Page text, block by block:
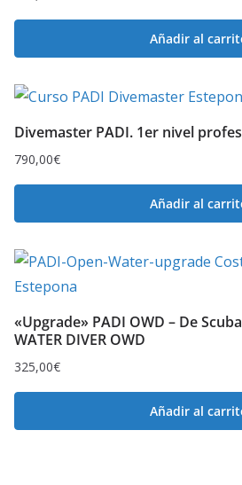
Añadir al
Divemaster PADI. 1er nivel
790,00€
Añadir al
«Upgrade» PADI OWD – De
WATER DIVER OWD
325,00€
Añadir al